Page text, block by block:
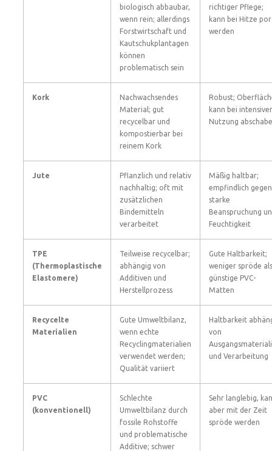
biologisch abbaubar,
wenn rein; allerdings
Forstwirtschaft und
Kautschukplantagen
können
problematisch sein
richtiger Pflege;
kann bei Hitze
werden
Kork
Nachwachsendes
Material; gut
recycelbar und
kompostierbar bei
reinem Kork
Robust;
kann bei intensiver
Nutzung
Jute
Pflanzlich und relativ
nachhaltig; oft mit
zusätzlichen
Bindemitteln
verarbeitet
Mäßig haltbar;
empfindlich gegen
starke
Beanspruchung
Feuchtigkeit
TPE
(Thermoplastische
Elastomere)
Teilweise recycelbar;
abhängig von
Additiven und
Herstellprozess
Gute Haltbarkeit;
weniger spröde als
günstige PVC-
Matten
Recycelte
Materialien
Gute Umweltbilanz,
wenn echte
Recyclingmaterialien
verwendet werden;
Qualität variiert
Haltbarkeit
von
und Verarbeitung
PVC
(konventionell)
Schlechte
Umweltbilanz durch
fossile Rohstoffe
und problematische
Additive; schwer
Sehr langlebig,
aber mit der Zeit
spröde werden